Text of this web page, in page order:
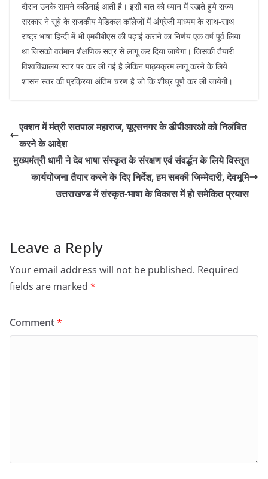
दौरान उनके सामने कठिनाई आती है। इसी बात को ध्यान में रखते हुये राज्य
सरकार ने सूबे के राजकीय मेडिकल कॉलेजों में अंग्रेजी माध्यम के साथ-साथ
राष्ट्र भाषा हिन्दी में भी एमबीबीएस की पढ़ाई कराने का निर्णय एक वर्ष पूर्व लिया
था जिसको वर्तमान शैक्षणिक सत्र से लागू कर दिया जायेगा। जिसकी तैयारी
विश्वविद्यालय स्तर पर कर ली गई है लेकिन पाठ्यक्रम लागू करने के लिये
शासन स्तर की प्रक्रिया अंतिम चरण है जो कि शीघ्र पूर्ण कर ली जायेगी।
एक्शन में मंत्री सतपाल महाराज, यूएसनगर के डीपीआरओ को निलंबित
करने के आदेश
मुख्यमंत्री धामी ने देव भाषा संस्कृत के संरक्षण एवं संवर्द्धन के लिये विस्तृत
कार्ययोजना तैयार करने के दिए निर्देश, हम सबकी जिम्मेदारी, देवभूमि
उत्तराखण्ड में संस्कृत-भाषा के विकास में हो समेकित प्रयास
Leave a Reply
Your email address will not be published. Required
fields are marked *
Comment*